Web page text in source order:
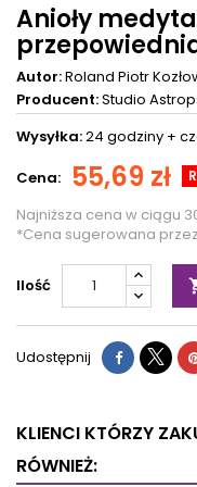
Anioły
Autor:Roland Piotr
Producent:Studio
Wysyłka:24 godziny +
Cena: 55,69 zł
Najniższa cena w ciągu
*Cena sugerowana
Ilość
Udostępnij
KLIENCI KTÓRZY
RÓWNIEŻ: